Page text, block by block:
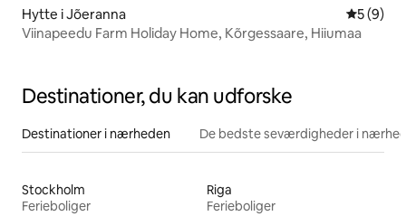
Hytte i Jõeranna 5 ud af 5
5 (9)
Viinapeedu Farm Holiday Home, Kõrgessaare, Hiiumaa
Destinationer, du kan udforske
Destinationer i nærheden De bedste seværdigheder i
Stockholm
Ferieboliger
Riga
Ferieboliger